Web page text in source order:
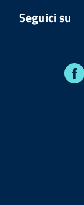
Seguici su